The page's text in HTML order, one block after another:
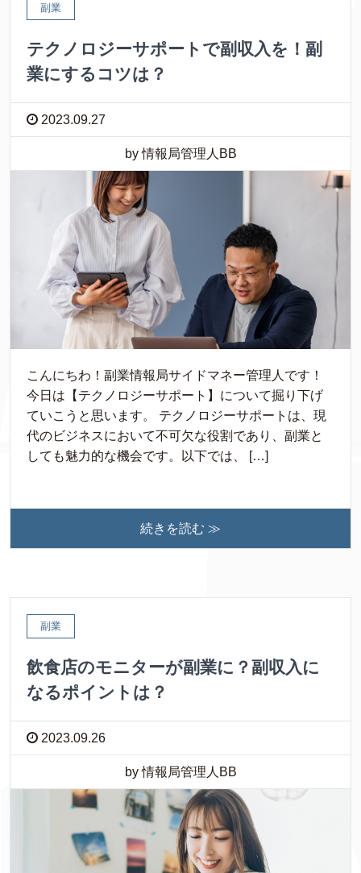
副業
テクノロジーサポートで副収入を！副
業にするコツは？
2023.09.27
by 情報局管理人BB
こんにちわ！副業情報局サイドマネー管理人です！
今日は【テクノロジーサポート】について掘り下げ
ていこうと思います。 テクノロジーサポートは、現
代のビジネスにおいて不可欠な役割であり、副業と
しても魅力的な機会です。以下では、 […]
続きを読む ≫
副業
飲食店のモニターが副業に？副収入に
なるポイントは？
2023.09.26
by 情報局管理人BB